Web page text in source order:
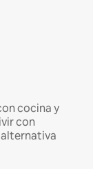
cocina y
con
alternativa